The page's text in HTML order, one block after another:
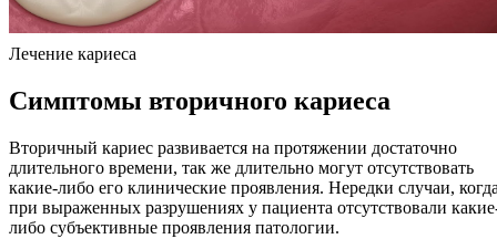
Лечение кариеса
Симптомы вторичного кариеса
Вторичный кариес развивается на протяжении достаточно
длительного времени, так же длительно могут отсутствовать
какие-либо его клинические проявления. Нередки случаи,
при выраженных разрушениях у пациента отсутствовали
либо субъективные проявления патологии.